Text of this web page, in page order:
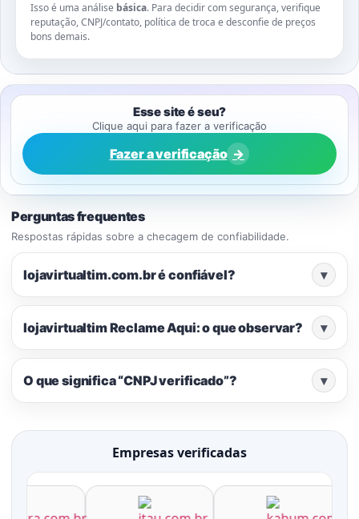
Isso é uma análise básica. Para decidir com segurança, verifique
reputação, CNPJ/contato, política de troca e desconfie de preços
bons demais.
Esse site é seu?
Clique aqui para fazer a verificação
Fazer a verificação →
Perguntas frequentes
Respostas rápidas sobre a checagem de confiabilidade.
lojavirtualtim.com.br é confiável? ▾
lojavirtualtim Reclame Aqui: o que observar? ▾
O que significa “CNPJ verificado”? ▾
Empresas verificadas